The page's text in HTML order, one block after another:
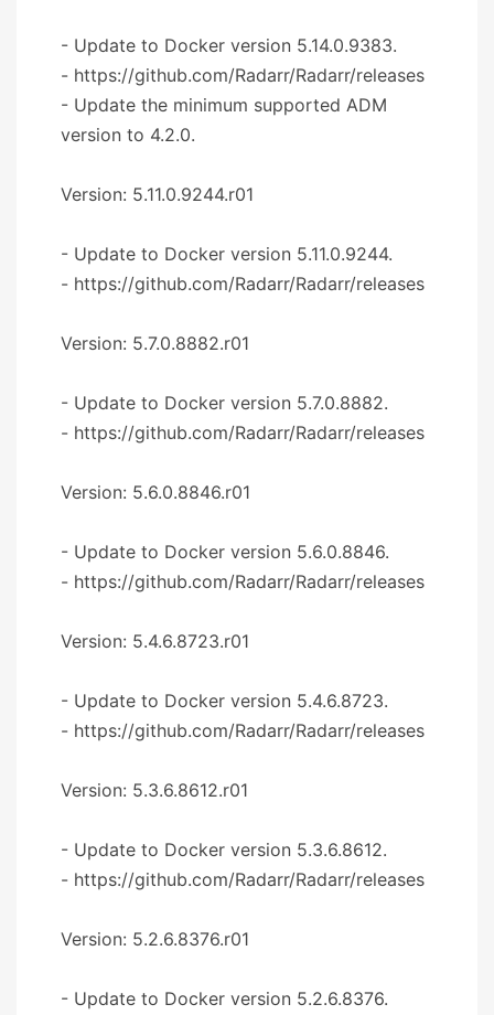
- Update to Docker version 5.14.0.9383.
- https://github.com/Radarr/Radarr/releases
- Update the minimum supported ADM
version to 4.2.0.
Version: 5.11.0.9244.r01
- Update to Docker version 5.11.0.9244.
- https://github.com/Radarr/Radarr/releases
Version: 5.7.0.8882.r01
- Update to Docker version 5.7.0.8882.
- https://github.com/Radarr/Radarr/releases
Version: 5.6.0.8846.r01
- Update to Docker version 5.6.0.8846.
- https://github.com/Radarr/Radarr/releases
Version: 5.4.6.8723.r01
- Update to Docker version 5.4.6.8723.
- https://github.com/Radarr/Radarr/releases
Version: 5.3.6.8612.r01
- Update to Docker version 5.3.6.8612.
- https://github.com/Radarr/Radarr/releases
Version: 5.2.6.8376.r01
- Update to Docker version 5.2.6.8376.